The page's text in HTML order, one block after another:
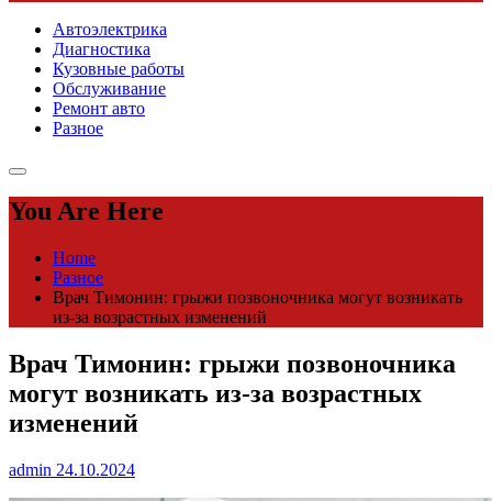
Автоэлектрика
Диагностика
Кузовные работы
Обслуживание
Ремонт авто
Разное
You Are Here
Home
Разное
Врач Тимонин: грыжи позвоночника могут возникать
из-за возрастных изменений
Врач Тимонин: грыжи позвоночника
могут возникать из-за возрастных
изменений
admin 24.10.2024